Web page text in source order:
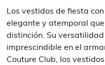
Los vestidos de fiesta
elegante y atemporal
distinción. Su
imprescindible en el
Couture Club, los